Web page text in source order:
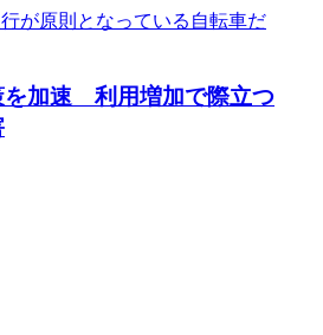
を加速 利用増加で際立つ